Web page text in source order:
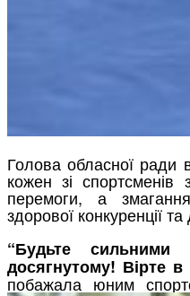
Голова обласної ради
кожен зі
перемоги, а
здорової конкуренції
“Будьте
досягнутому! Вірте
побажала юним